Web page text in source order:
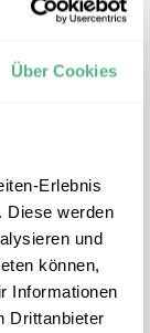
Über Cookies
Erlebnis
Diese werden
und
können,
Informationen
Drittanbieter